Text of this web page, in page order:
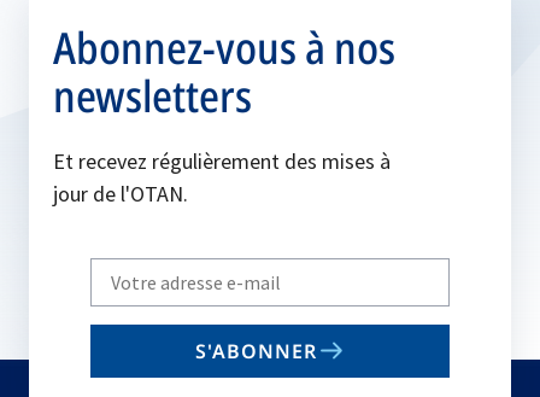
Abonnez-vous à nos
newsletters
Et recevez régulièrement des mises à
jour de l'OTAN.
Write
your
email
S'ABONNER